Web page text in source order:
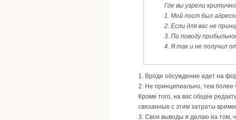
Где вы узрели
1. Мой пост был
2. Если для вас не
3. По поводу
4. Я так и не получил
1. Вроде обсуждение идет на
2. Не принципиально, тем более
Кроме того, на вас общее
связанные с этим затраты
3. Свои выводы я делаю на том,